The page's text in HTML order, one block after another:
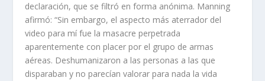
declaración, que se filtró en forma anónima. Manning
afirmó: “Sin embargo, el aspecto más aterrador del
video para mí fue la masacre perpetrada
aparentemente con placer por el grupo de armas
aéreas. Deshumanizaron a las personas a las que
disparaban y no parecían valorar para nada la vida